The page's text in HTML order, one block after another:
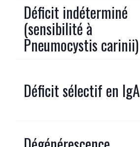
Déficit indéterminé
(sensibilité à
Pneumocystis carinii)
Déficit sélectif en IgA